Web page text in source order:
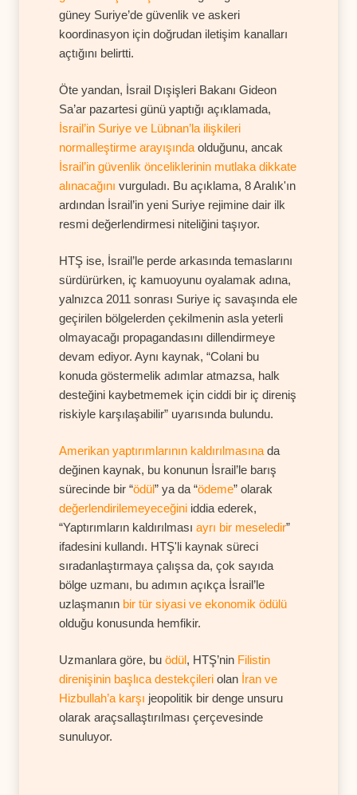
güney Suriye’de güvenlik ve askeri
koordinasyon için doğrudan iletişim kanalları
açtığını belirtti.
Öte yandan, İsrail Dışişleri Bakanı Gideon
Sa’ar pazartesi günü yaptığı açıklamada,
İsrail’in Suriye ve Lübnan’la ilişkileri
normalleştirme arayışında olduğunu, ancak
İsrail’in güvenlik önceliklerinin mutlaka dikkate
alınacağını vurguladı. Bu açıklama, 8 Aralık'ın
ardından İsrail’in yeni Suriye rejimine dair ilk
resmi değerlendirmesi niteliğini taşıyor.
HTŞ ise, İsrail’le perde arkasında temaslarını
sürdürürken, iç kamuoyunu oyalamak adına,
yalnızca 2011 sonrası Suriye iç savaşında ele
geçirilen bölgelerden çekilmenin asla yeterli
olmayacağı propagandasını dillendirmeye
devam ediyor. Aynı kaynak, “Colani bu
konuda göstermelik adımlar atmazsa, halk
desteğini kaybetmemek için ciddi bir iç direniş
riskiyle karşılaşabilir” uyarısında bulundu.
Amerikan yaptırımlarının kaldırılmasına da
değinen kaynak, bu konunun İsrail’le barış
sürecinde bir “ödül” ya da “ödeme” olarak
değerlendirilemeyeceğini iddia ederek,
“Yaptırımların kaldırılması ayrı bir meseledir”
ifadesini kullandı. HTŞ'li kaynak süreci
sıradanlaştırmaya çalışsa da, çok sayıda
bölge uzmanı, bu adımın açıkça İsrail’le
uzlaşmanın bir tür siyasi ve ekonomik ödülü
olduğu konusunda hemfikir.
Uzmanlara göre, bu ödül, HTŞ’nin Filistin
direnişinin başlıca destekçileri olan İran ve
Hizbullah’a karşı jeopolitik bir denge unsuru
olarak araçsallaştırılması çerçevesinde
sunuluyor.